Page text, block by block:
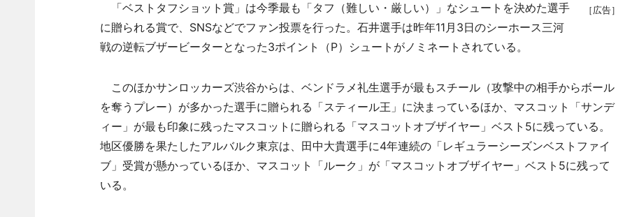
［広告］
「ベストタフショット賞」は今季最も「タフ（難しい・厳しい）」なシュートを決めた選手
に贈られる賞で、SNSなどでファン投票を行った。石井選手は昨年11月3日のシーホース三河
戦の逆転ブザービーターとなった3ポイント（P）シュートがノミネートされている。
このほかサンロッカーズ渋谷からは、ベンドラメ礼生選手が最もスチール（攻撃中の相手からボール
を奪うプレー）が多かった選手に贈られる「スティール王」に決まっているほか、マスコット「サンデ
ィー」が最も印象に残ったマスコットに贈られる「マスコットオブザイヤー」ベスト5に残っている。
地区優勝を果たしたアルバルク東京は、田中大貴選手に4年連続の「レギュラーシーズンベストファイ
ブ」受賞が懸かっているほか、マスコット「ルーク」が「マスコットオブザイヤー」ベスト5に残って
いる。